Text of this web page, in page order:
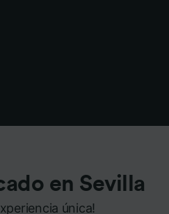
en Sevilla
única!